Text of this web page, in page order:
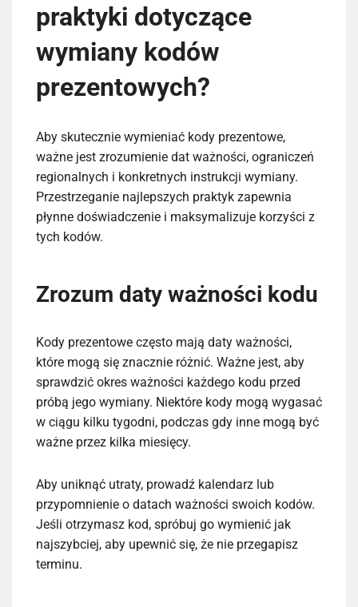
praktyki dotyczące
wymiany kodów
prezentowych?
Aby skutecznie wymieniać kody prezentowe,
ważne jest zrozumienie dat ważności, ograniczeń
regionalnych i konkretnych instrukcji wymiany.
Przestrzeganie najlepszych praktyk zapewnia
płynne doświadczenie i maksymalizuje korzyści z
tych kodów.
Zrozum daty ważności kodu
Kody prezentowe często mają daty ważności,
które mogą się znacznie różnić. Ważne jest, aby
sprawdzić okres ważności każdego kodu przed
próbą jego wymiany. Niektóre kody mogą wygasać
w ciągu kilku tygodni, podczas gdy inne mogą być
ważne przez kilka miesięcy.
Aby uniknąć utraty, prowadź kalendarz lub
przypomnienie o datach ważności swoich kodów.
Jeśli otrzymasz kod, spróbuj go wymienić jak
najszybciej, aby upewnić się, że nie przegapisz
terminu.